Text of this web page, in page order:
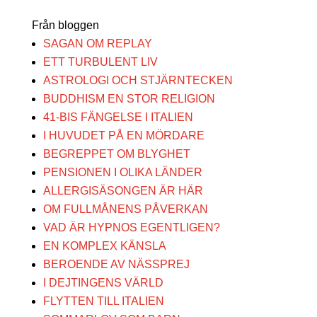
Från bloggen
SAGAN OM REPLAY
ETT TURBULENT LIV
ASTROLOGI OCH STJÄRNTECKEN
BUDDHISM EN STOR RELIGION
41-BIS FÄNGELSE I ITALIEN
I HUVUDET PÅ EN MÖRDARE
BEGREPPET OM BLYGHET
PENSIONEN I OLIKA LÄNDER
ALLERGISÄSONGEN ÄR HÄR
OM FULLMÅNENS PÅVERKAN
VAD ÄR HYPNOS EGENTLIGEN?
EN KOMPLEX KÄNSLA
BEROENDE AV NÄSSPREJ
I DEJTINGENS VÄRLD
FLYTTEN TILL ITALIEN